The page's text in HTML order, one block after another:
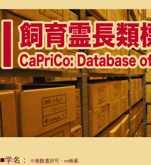
■学名： ※複数選択可・or検索